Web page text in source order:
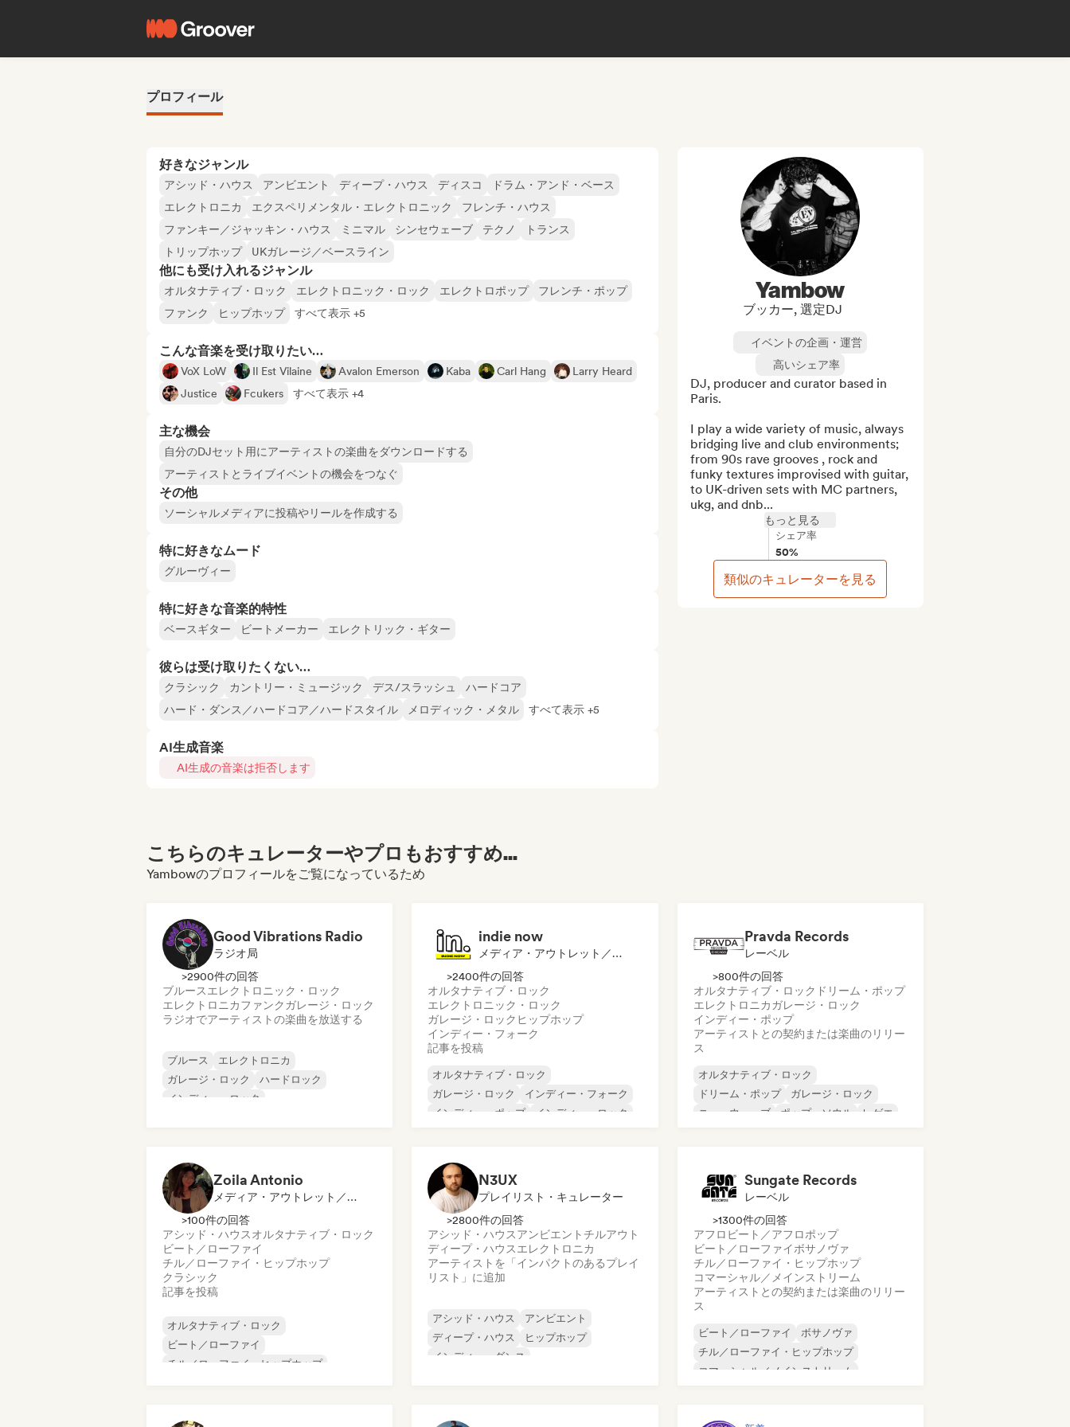
プロフィール
好きなジャンル
アシッド・ハウス アンビエント ディープ・ハウス ディスコ
ドラム・アンド・ベース
エレクトロニカ
エクスペリメンタル・エレクトロニック
フレンチ・ハウス
ファンキー／ジャッキン・ハウス
ミニマル シンセウェーブ テクノ
トランス
トリップホップ
UKガレージ／ベースライン
他にも受け入れるジャンル
オルタナティブ・ロック エレクトロニック・ロック エレクトロポップ
フレンチ・ポップ
ファンク
ヒップホップ すべて表示 +5
こんな音楽を受け取りたい…
VoX LoW Il Est Vilaine Avalon Emerson Kaba Carl Hang
Larry Heard
Justice
Fcukers すべて表示 +4
主な機会
自分のDJセット用にアーティストの楽曲をダウンロードする
アーティストとライブイベントの機会をつなぐ
その他
ソーシャルメディアに投稿やリールを作成する
特に好きなムード
グルーヴィー
特に好きな音楽的特性
ベースギター ビートメーカー エレクトリック・ギター
彼らは受け取りたくない…
クラシック カントリー・ミュージック デス/スラッシュ
ハードコア
ハード・ダンス／ハードコア／ハードスタイル
メロディック・メタル すべて表示 +5
AI生成音楽
AI生成の音楽は拒否します
Yambow
ブッカー, 選定DJ
イベントの企画・運営
高いシェア率
DJ, producer and curator based in
Paris.
I play a wide variety of music, always
bridging live and club environments;
from 90s rave grooves , rock and
funky textures improvised with guitar,
to UK-driven sets with MC partners,
ukg, and dnb...
もっと見る
シェア率
50%
類似のキュレーターを見る
こちらのキュレーターやプロもおすすめ...
Yambowのプロフィールをご覧になっているため
Good Vibrations Radio
ラジオ局
>2900件の回答
ブルースエレクトロニック・ロック
エレクトロニカファンクガレージ・ロック
ラジオでアーティストの楽曲を放送する
ブルース
エレクトロニカ
ガレージ・ロック
ハードロック
インディー・ロック
ック
indie now
メディア・アウトレット／ジャーナリスト
>2400件の回答
オルタナティブ・ロック
エレクトロニック・ロック
ガレージ・ロック ヒップホップ
インディー・フォーク
記事を投稿
オルタナティブ・ロック
ガレージ・ロック
インディー・フォーク
インディー・ポップ
インディー・ロック
Pravda Records
レーベル
>800件の回答
オルタナティブ・ロック ドリーム・ポップ
エレクトロニカガレージ・ロック
インディー・ポップ
アーティストとの契約または楽曲のリリー
ス
オルタナティブ・ロック
ドリーム・ポップ
ガレージ・ロック
ニューウェーブ
ポップ・ソウル
レゲエ
Zoila Antonio
メディア・アウトレット／ジャーナリスト
>100件の回答
アシッド・ハウスオルタナティブ・ロック
ビート／ローファイ
チル／ローファイ・ヒップホップ
クラシック
記事を投稿
オルタナティブ・ロック
ビート／ローファイ
チル／ローファイ・ヒップホップ
ドリーム・ポップ
N3UX
プレイリスト・キュレーター
>2800件の回答
アシッド・ハウスアンビエント チルアウト
ディープ・ハウスエレクトロニカ
アーティストを「インパクトのあるプレイ
リスト」に追加
アシッド・ハウス
アンビエント
ディープ・ハウス
ヒップホップ
インディー・ダンス
Sungate Records
レーベル
>1300件の回答
アフロビート／アフロポップ
ビート／ローファイボサノヴァ
チル／ローファイ・ヒップホップ
コマーシャル／メインストリーム
アーティストとの契約または楽曲のリリー
ス
ビート／ローファイ
ボサノヴァ
チル／ローファイ・ヒップホップ
コマーシャル／メインストリーム